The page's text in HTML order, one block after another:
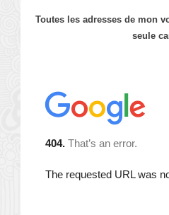
Toutes les adresses de mon
seule